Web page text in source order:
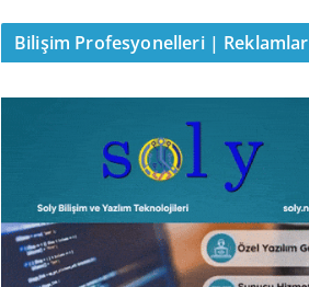
Bilişim Profesyonelleri | Reklamlar